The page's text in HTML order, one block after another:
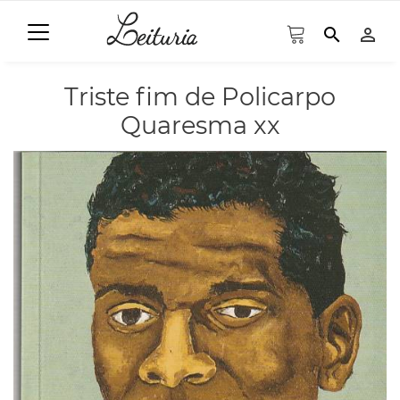
search person_outline
Triste fim de Policarpo
Quaresma xx